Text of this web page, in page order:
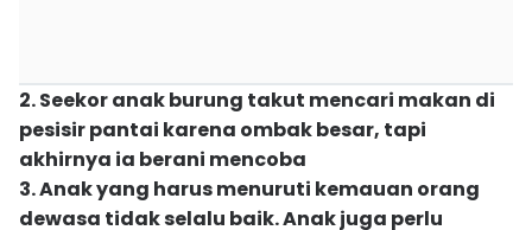
2. Seekor anak burung takut mencari makan di
pesisir pantai karena ombak besar, tapi
akhirnya ia berani mencoba
3. Anak yang harus menuruti kemauan orang
dewasa tidak selalu baik. Anak juga perlu